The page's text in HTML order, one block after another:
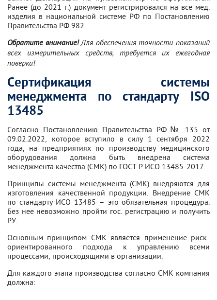
Ранее (до 2021 г.) документ регистрировался на все мед.
изделия в национальной системе РФ по Постановлению
Правительства РФ 982.
Обратите внимание!Для обеспечения точности показаний
всех измерительных средств, требуется их ежегодная
поверка!
Сертификация системы
менеджмента по стандарту ISO
13485
Согласно Постановлению Правительства РФ № 135 от
09.02.2022, которое вступило в силу 1 сентября 2022
года, на предприятиях по производству медицинского
оборудования должна быть внедрена система
менеджмента качества (СМК) по ГОСТ Р ИСО 13485-2017.
Принципы системы менеджмента (СМК) внедряются для
изготовления качественной продукции. Внедрение СМК
по стандарту ИСО 13485 – это обязательная процедура.
Без нее невозможно пройти гос. регистрацию и получить
РУ.
Основным принципом СМК является применение риск-
ориентированного подхода к управлению всеми
процессами, происходящими в организации.
Для каждого этапа производства согласно СМК компания
должна: